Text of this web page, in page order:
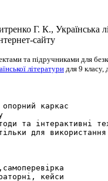
Г. К., Українська
сайту
та підручниками для
літератури для 9